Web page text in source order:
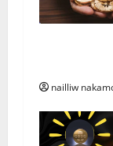
nailliw